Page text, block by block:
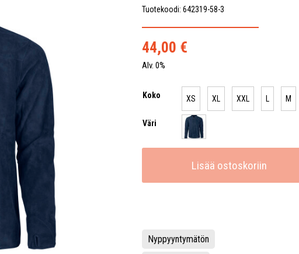
Tuotekoodi: 642319-58-3
44,00 €
Alv. 0%
Koko XS XL XXL L M
Väri
Lisää ostoskoriin
Nyppyyntymätön